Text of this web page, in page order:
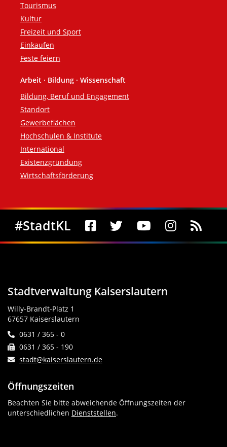
Tourismus
Kultur
Freizeit und Sport
Einkaufen
Feste feiern
Arbeit · Bildung · Wissenschaft
Bildung, Beruf und Engagement
Standort
Gewerbeflächen
Hochschulen & Institute
International
Existenzgründung
Wirtschaftsförderung
Social Media
#StadtKL
Stadtverwaltung Kaiserslautern
Willy-Brandt-Platz 1
67657 Kaiserslautern
0631 / 365 - 0
0631 / 365 - 190
stadt@kaiserslautern.de
Öffnungszeiten
Beachten Sie bitte abweichende Öffnungszeiten der
unterschiedlichen Dienststellen.